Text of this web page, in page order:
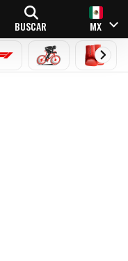
BUSCAR MX
FÓRMULA 1CICLISMOBOXEO